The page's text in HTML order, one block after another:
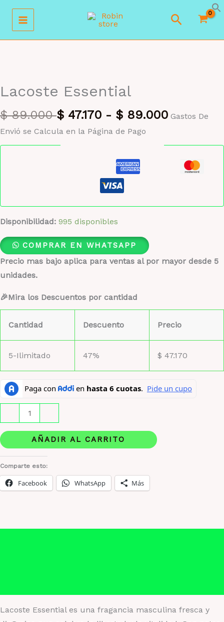
contenido
Buscar
Lacoste Essential
$89.000 $ 47.170 - $ 89.000 Gastos De
Envió se Calcula en la Página de Pago
Disponibilidad: 995 disponibles
COMPRAR EN WHATSAPP
Precio mas bajo aplica para ventas al por mayor desde 5
unidades.
🎉Mira los Descuentos por cantidad
Cantidad Descuento Precio
5-Ilimitado 47% $ 47.170
Lacoste
Essential
cantidadAÑADIR AL CARRITO
Comparte esto:
Facebook WhatsApp Más
Lacoste Essential es una fragancia masculina fresca y